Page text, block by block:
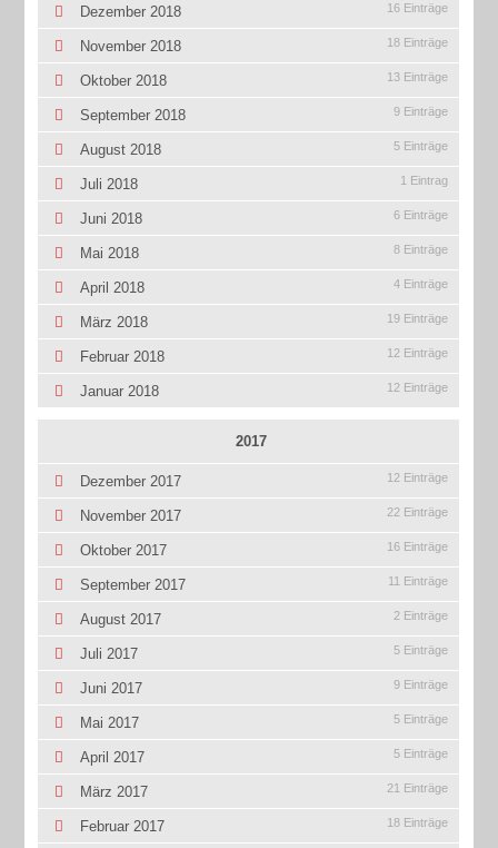
Dezember 2018 16 Einträge
November 2018 18 Einträge
Oktober 2018 13 Einträge
September 2018 9 Einträge
August 2018 5 Einträge
Juli 2018 1 Eintrag
Juni 2018 6 Einträge
Mai 2018 8 Einträge
April 2018 4 Einträge
März 2018 19 Einträge
Februar 2018 12 Einträge
Januar 2018 12 Einträge
2017
Dezember 2017 12 Einträge
November 2017 22 Einträge
Oktober 2017 16 Einträge
September 2017 11 Einträge
August 2017 2 Einträge
Juli 2017 5 Einträge
Juni 2017 9 Einträge
Mai 2017 5 Einträge
April 2017 5 Einträge
März 2017 21 Einträge
Februar 2017 18 Einträge